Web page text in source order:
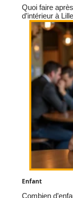
Quoi faire
d’intérieur à
Enfant
Combien